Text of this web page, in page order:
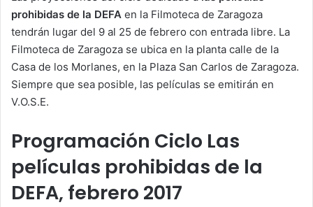
prohibidas de la DEFA en la Filmoteca de Zaragoza
tendrán lugar del 9 al 25 de febrero con entrada libre. La
Filmoteca de Zaragoza se ubica en la planta calle de la
Casa de los Morlanes, en la Plaza San Carlos de Zaragoza.
Siempre que sea posible, las películas se emitirán en
V.O.S.E.
Programación Ciclo Las
películas prohibidas de la
DEFA, febrero 2017